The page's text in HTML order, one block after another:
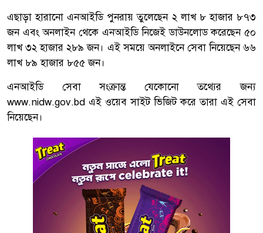
এছাড়া হারানো এনআইডি পুনরায় তুলেছেন ২ লাখ ৮ হাজার ৮৭৩
জন এবং অনলাইন থেকে এনআইডি নিজেই ডাউনলোড করেছেন ৫০
লাখ ৩২ হাজার ২৮৯ জন। এই সময়ে অনলাইনে সেবা নিয়েছেন ৬৬
লাখ ৮৯ হাজার ৮৫৫ জন।
এনআইডি সেবা সংক্রান্ত যেকোনো তথ্যের জন্য
www.nidw.gov.bd এই ওয়েব সাইট ভিজিট করে তারা এই সেবা
নিয়েছেন।